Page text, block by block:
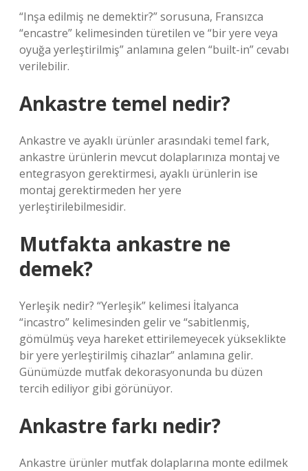
“Inşa edilmiş ne demektir?” sorusuna, Fransızca
“encastre” kelimesinden türetilen ve “bir yere veya
oyuğa yerleştirilmiş” anlamına gelen “built-in” cevabı
verilebilir.
Ankastre temel nedir?
Ankastre ve ayaklı ürünler arasındaki temel fark,
ankastre ürünlerin mevcut dolaplarınıza montaj ve
entegrasyon gerektirmesi, ayaklı ürünlerin ise
montaj gerektirmeden her yere
yerleştirilebilmesidir.
Mutfakta ankastre ne
demek?
Yerleşik nedir? “Yerleşik” kelimesi İtalyanca
“incastro” kelimesinden gelir ve “sabitlenmiş,
gömülmüş veya hareket ettirilemeyecek yükseklikte
bir yere yerleştirilmiş cihazlar” anlamına gelir.
Günümüzde mutfak dekorasyonunda bu düzen
tercih ediliyor gibi görünüyor.
Ankastre farkı nedir?
Ankastre ürünler mutfak dolaplarına monte edilmek